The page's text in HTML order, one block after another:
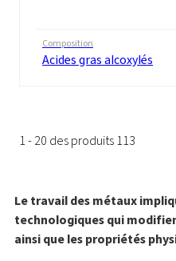
Composition
Acides gras alcoxylés
1 - 20 des produits 113
Le travail des métaux
technologiques qui
ainsi que les propriétés